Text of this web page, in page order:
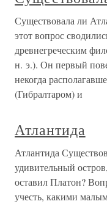
Существовала ли
этот вопрос
древнегреческим
н. э.). Он первый
некогда
(Гибралтаром) и
Атлантида
Атлантида
удивительный
оставил Платон?
учесть, какими